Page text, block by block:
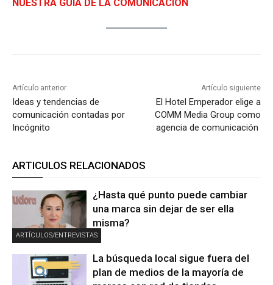
NUESTRA GUÍA DE LA COMUNICACIÓN
Artículo anterior
Ideas y tendencias de
comunicación contadas por
Incógnito
Artículo siguiente
El Hotel Emperador elige a
COMM Media Group como
agencia de comunicación
ARTICULOS RELACIONADOS
ARTÍCULOS/ENTREVISTAS
¿Hasta qué punto puede cambiar
una marca sin dejar de ser ella
misma?
La búsqueda local sigue fuera del
plan de medios de la mayoría de